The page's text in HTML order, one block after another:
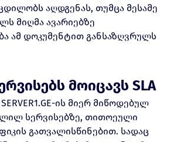
აღდგენას, თუმცა მესამე
მიღმა ავარიებზე
ამ დოკუმენტით განსაზღვრულს
მოიცავს SLA
ის მიერ მიწოდებულ
სერვისებზე, თითოეული
გათვალისწინებით. სადაც